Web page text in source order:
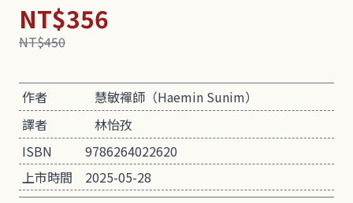
NT$356
NT$450
作者
慧敏禪師（Haemin Sunim）
譯者
林怡孜
ISBN
9786264022620
上市時間
2025-05-28